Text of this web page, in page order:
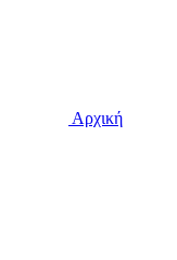
Αρχική